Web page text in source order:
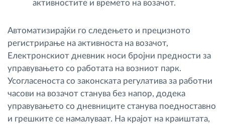
активностите и времето на возачот.
Автоматизирајќи го следењето и прецизното
регистрирање на активноста на возачот,
Електронскиот дневник носи бројни предности за
управувањето со работата на возниот парк.
Усогласеноста со законската регулатива за работни
часови на возачот станува без напор, додека
управувањето со дневниците станува поедноставно
и грешките се намалуваат. На крајот на краиштата,